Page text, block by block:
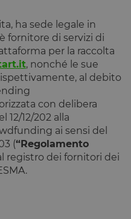
ha sede legale in
fornitore di servizi di
per la raccolta
, nonché le sue
al debito
con delibera
12/12/202 alla
ai sensi del
(“Regolamento
registro dei fornitori dei